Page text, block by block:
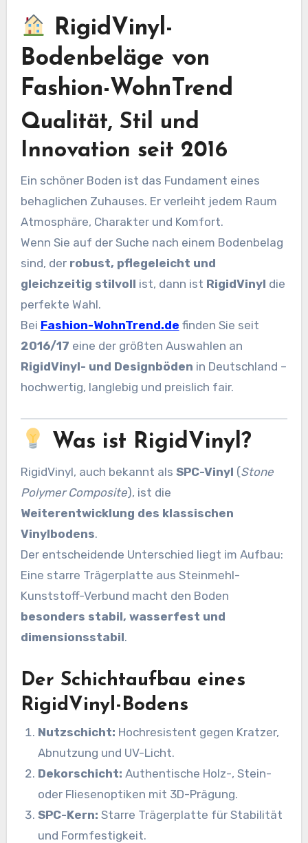
RigidVinyl-
Bodenbeläge von
Fashion-WohnTrend
Qualität, Stil und
Innovation seit 2016
Ein schöner Boden ist das Fundament eines
behaglichen Zuhauses. Er verleiht jedem Raum
Atmosphäre, Charakter und Komfort.
Wenn Sie auf der Suche nach einem Bodenbelag
sind, der robust, pflegeleicht und
gleichzeitig stilvoll ist, dann ist RigidVinyl die
perfekte Wahl.
Bei Fashion-WohnTrend.de finden Sie seit
2016/17 eine der größten Auswahlen an
RigidVinyl- und Designböden in Deutschland –
hochwertig, langlebig und preislich fair.
Was ist RigidVinyl?
RigidVinyl, auch bekannt als SPC-Vinyl (Stone
Polymer Composite), ist die
Weiterentwicklung des klassischen
Vinylbodens.
Der entscheidende Unterschied liegt im Aufbau:
Eine starre Trägerplatte aus Steinmehl-
Kunststoff-Verbund macht den Boden
besonders stabil, wasserfest und
dimensionsstabil.
Der Schichtaufbau eines
RigidVinyl-Bodens
Nutzschicht: Hochresistent gegen Kratzer,
Abnutzung und UV-Licht.
Dekorschicht: Authentische Holz-, Stein-
oder Fliesenoptiken mit 3D-Prägung.
SPC-Kern: Starre Trägerplatte für Stabilität
und Formfestigkeit.